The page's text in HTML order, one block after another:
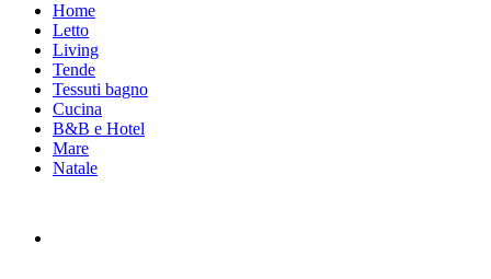
Home
Letto
Living
Tende
Tessuti bagno
Cucina
B&B e Hotel
Mare
Natale